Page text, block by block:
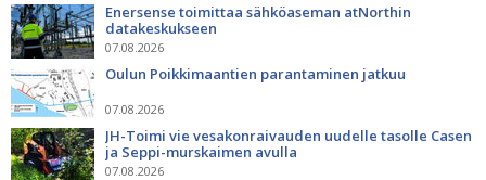
Enersense toimittaa sähköaseman atNorthin
datakeskukseen
07.08.2026
Oulun Poikkimaantien parantaminen jatkuu
07.08.2026
JH-Toimi vie vesakonraivauden uudelle tasolle Casen
ja Seppi-murskaimen avulla
07.08.2026